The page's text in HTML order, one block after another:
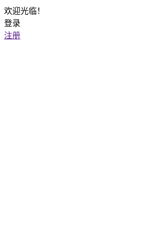
欢迎光临！
登录
注册